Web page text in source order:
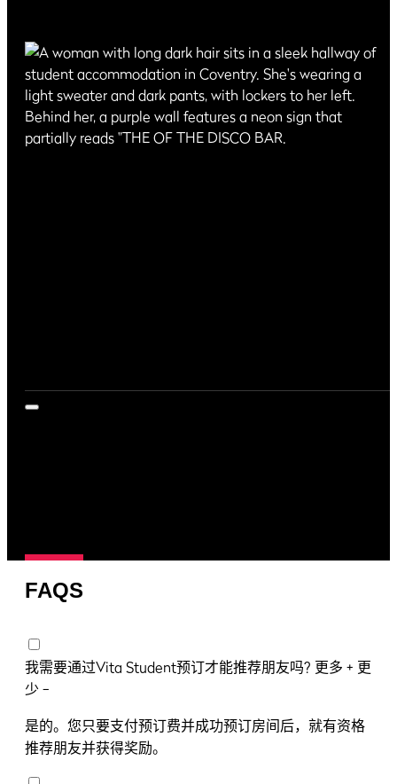
FAQS
我需要通过Vita Student预订才能推荐朋友吗? 更多 + 更
少 −
是的。您只要支付预订费并成功预订房间后，就有资格
推荐朋友并获得奖励。